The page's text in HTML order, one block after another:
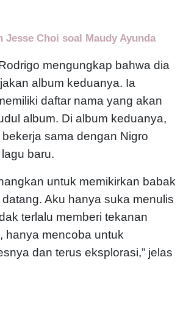
Jesse Choi soal Maudy Ayunda
mengungkap bahwa dia
album keduanya. Ia
daftar nama yang akan
album. Di album keduanya,
sama dengan Nigro
baru.
untuk memikirkan babak
Aku hanya suka menulis
terlalu memberi tekanan
hanya mencoba untuk
dan terus eksplorasi,” jelas